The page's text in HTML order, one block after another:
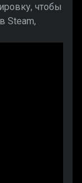
чтобы
Steam,